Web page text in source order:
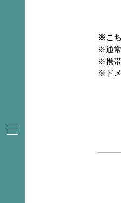
※こち
※通常
※携帯
※ドメ